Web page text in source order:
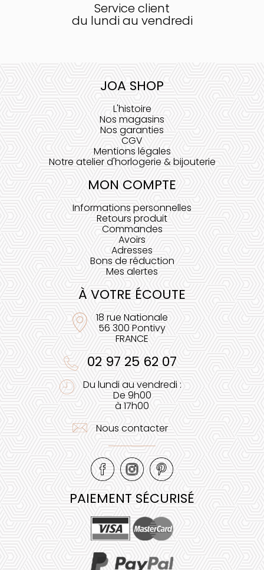
Service client
du lundi au vendredi
JOA SHOP
L'histoire
Nos magasins
Nos garanties
CGV
Mentions légales
Notre atelier d'horlogerie & bijouterie
MON COMPTE
Informations personnelles
Retours produit
Commandes
Avoirs
Adresses
Bons de réduction
Mes alertes
À VOTRE ÉCOUTE
18 rue Nationale
56 300 Pontivy
FRANCE
02 97 25 62 07
Du lundi au vendredi :
De 9h00
à 17h00
Nous contacter
PAIEMENT SÉCURISÉ